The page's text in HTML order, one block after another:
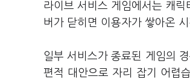
라이브 서비스 게임에서는 캐
버가 닫히면 이용자가 쌓아온
일부 서비스가 종료된 게임의
편적 대안으로 자리 잡기 어렵